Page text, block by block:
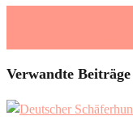
Verwandte Beiträge